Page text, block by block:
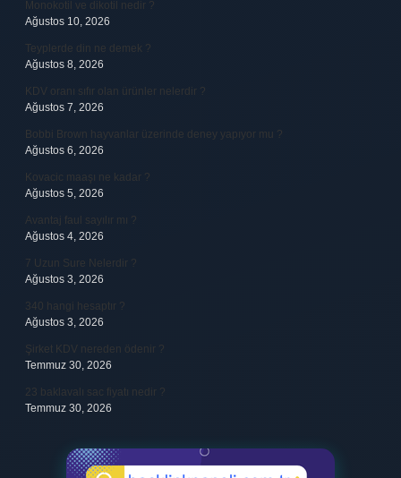
Monokotil ve dikotil nedir ?
Ağustos 10, 2026
Teyplerde din ne demek ?
Ağustos 8, 2026
KDV oranı sıfır olan ürünler nelerdir ?
Ağustos 7, 2026
Bobbi Brown hayvanlar üzerinde deney yapıyor mu ?
Ağustos 6, 2026
Kovacic maaşı ne kadar ?
Ağustos 5, 2026
Avantaj faul sayılır mı ?
Ağustos 4, 2026
7 Uzun Sure Nelerdir ?
Ağustos 3, 2026
340 hangi hesaptır ?
Ağustos 3, 2026
Şirket KDV nereden ödenir ?
Temmuz 30, 2026
23 baklavalı sac fiyatı nedir ?
Temmuz 30, 2026